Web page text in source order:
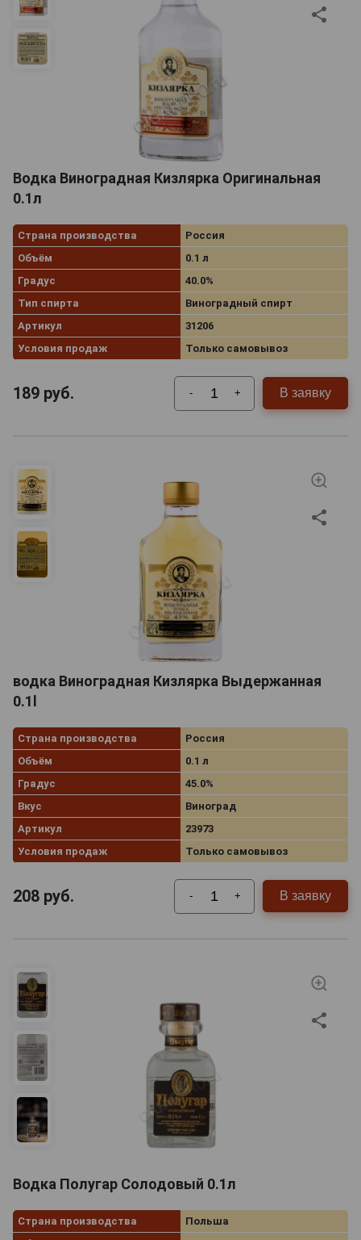
Водка Виноградная Кизлярка Оригинальная
0.1л
Страна производства
Россия
Объём
0.1 л
Градус
40.0%
Тип спирта
Виноградный спирт
Артикул
31206
Условия продаж
Только самовывоз
189 руб. - + В заявку
водка Виноградная Кизлярка Выдержанная
0.1l
Страна производства
Россия
Объём
0.1 л
Градус
45.0%
Вкус
Виноград
Артикул
23973
Условия продаж
Только самовывоз
208 руб. - + В заявку
Водка Полугар Солодовый 0.1л
Страна производства
Польша